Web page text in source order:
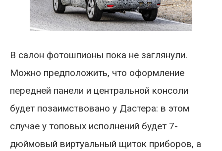
В салон фотошпионы пока не заглянули.
Можно предположить, что оформление
передней панели и центральной консоли
будет позаимствовано у Дастера: в этом
случае у топовых исполнений будет 7-
дюймовый виртуальный щиток приборов, а